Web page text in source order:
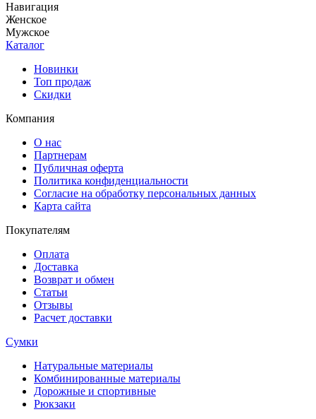
Навигация
Женское
Мужское
Каталог
Новинки
Топ продаж
Скидки
Компания
О нас
Партнерам
Публичная оферта
Политика конфиденциальности
Согласие на обработку персональных данных
Карта сайта
Покупателям
Оплата
Доставка
Возврат и обмен
Статьи
Отзывы
Расчет доставки
Сумки
Натуральные материалы
Комбинированные материалы
Дорожные и спортивные
Рюкзаки